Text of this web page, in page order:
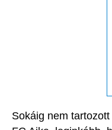
Sokáig nem